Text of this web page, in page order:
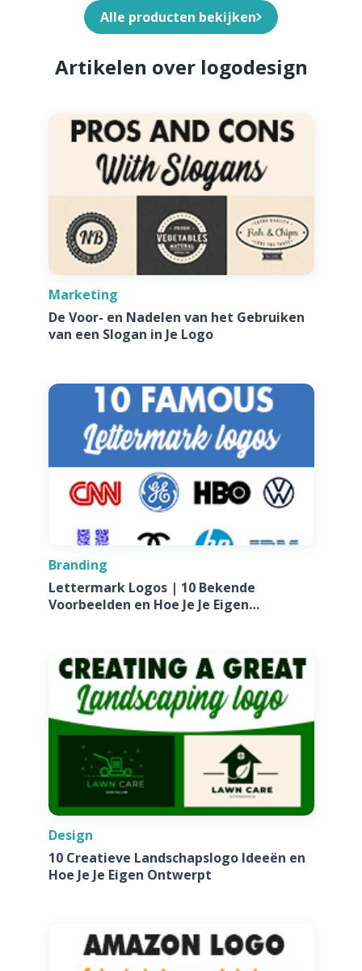
Alle producten bekijken
Artikelen over logodesign
Marketing
De Voor- en Nadelen van het Gebruiken
van een Slogan in Je Logo
Branding
Lettermark Logos | 10 Bekende
Voorbeelden en Hoe Je Je Eigen
Design
10 Creatieve Landschapslogo Ideeën en
Hoe Je Je Eigen Ontwerpt